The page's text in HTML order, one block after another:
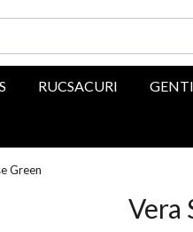
RUCSACURI
Green
Vera